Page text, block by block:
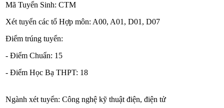
Mã Tuyển Sinh: CTM
Xét tuyển các tổ Hợp môn: A00, A01, D01, D07
Điểm trúng tuyển:
- Điểm Chuẩn: 15
- Điểm Học Bạ THPT: 18
Ngành xét tuyển: Công nghệ kỹ thuật điện, điện tử